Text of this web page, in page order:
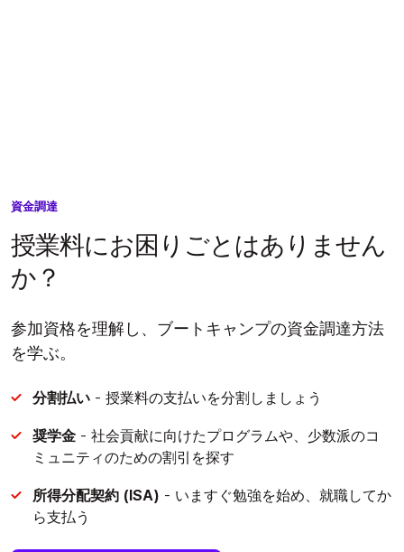
資金調達
授業料にお困りごとはありません
か？
参加資格を理解し、ブートキャンプの資金調達方法
を学ぶ。
分割払い - 授業料の支払いを分割しましょう
奨学金 - 社会貢献に向けたプログラムや、少数派のコ
ミュニティのための割引を探す
所得分配契約 (ISA) - いますぐ勉強を始め、就職してか
ら支払う